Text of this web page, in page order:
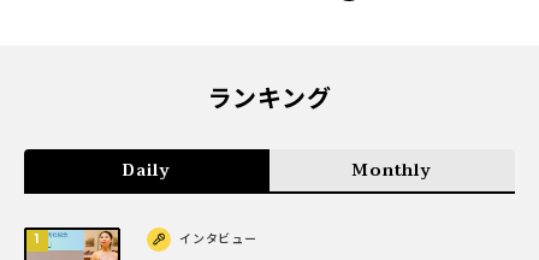
ランキング
Daily Monthly
インタビュー